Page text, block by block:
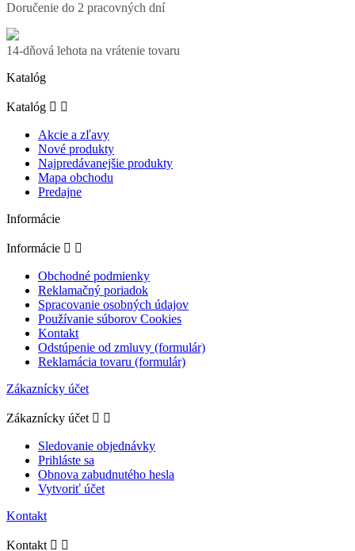
Doručenie do 2 pracovných dní
14-dňová lehota na vrátenie tovaru
Katalóg
Katalóg  
Akcie a zľavy
Nové produkty
Najpredávanejšie produkty
Mapa obchodu
Predajne
Informácie
Informácie  
Obchodné podmienky
Reklamačný poriadok
Spracovanie osobných údajov
Používanie súborov Cookies
Kontakt
Odstúpenie od zmluvy (formulár)
Reklamácia tovaru (formulár)
Zákaznícky účet
Zákaznícky účet  
Sledovanie objednávky
Prihláste sa
Obnova zabudnutého hesla
Vytvoriť účet
Kontakt
Kontakt  